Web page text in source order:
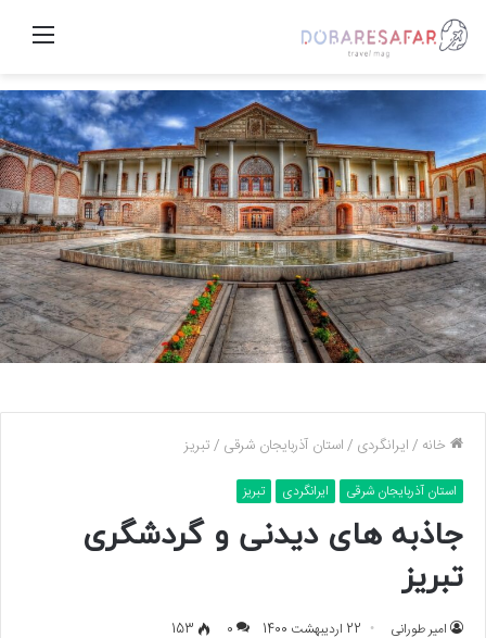
منو
خانه /ایرانگردی /استان آذربایجان شرقی /تبریز
استان آذربایجان شرقی ایرانگردی تبریز
جاذبه های دیدنی و گردشگری
تبریز
امیر طورانی 22 اردیبهشت 1400 0
153